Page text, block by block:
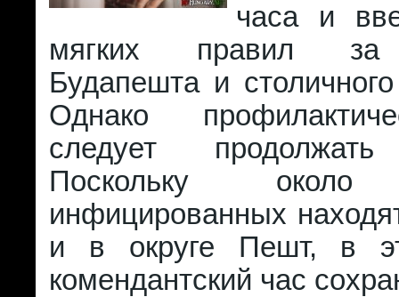
часа и
мягких правил за
Будапешта и
Однако
следует
Поскольку
инфицированных
и в округе Пешт, в
комендантский час